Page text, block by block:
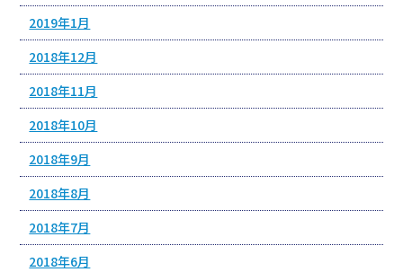
2019年1月
2018年12月
2018年11月
2018年10月
2018年9月
2018年8月
2018年7月
2018年6月